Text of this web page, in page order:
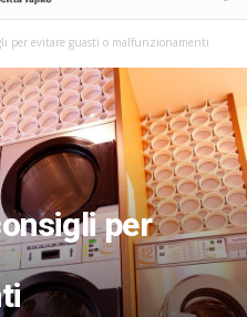
per evitare guasti o malfunzionamenti
per